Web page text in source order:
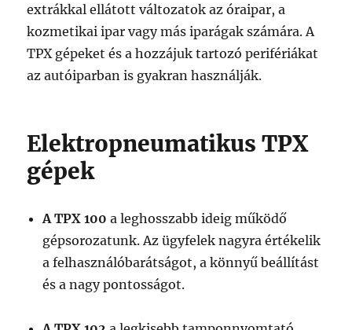
extrákkal ellátott változatok az óraipar, a
kozmetikai ipar vagy más iparágak számára. A
TPX gépeket és a hozzájuk tartozó perifériákat
az autóiparban is gyakran használják.
Elektropneumatikus TPX
gépek
A TPX 100 a leghosszabb ideig működő
gépsorozatunk. Az ügyfelek nagyra értékelik
a felhasználóbarátságot, a könnyű beállítást
és a nagy pontosságot.